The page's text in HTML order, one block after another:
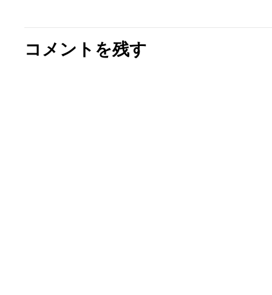
コメントを残す